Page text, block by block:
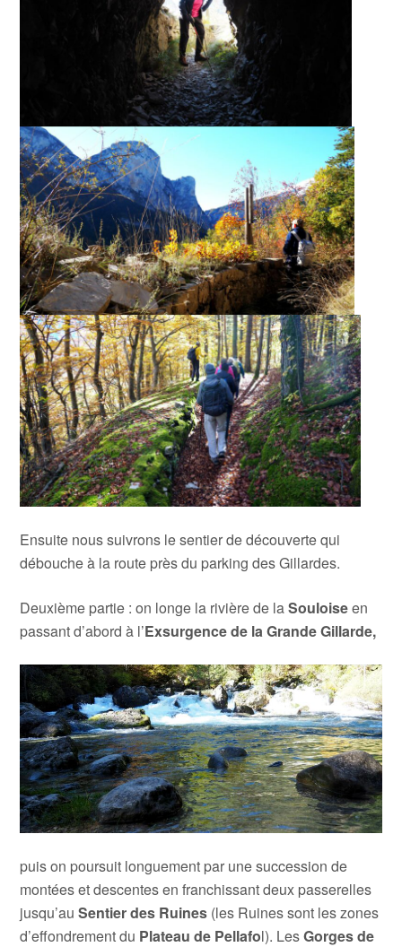
Ensuite nous suivrons le sentier de découverte qui
débouche à la route près du parking des Gillardes.
Deuxième partie : on longe la rivière de laSouloiseen
passant d’abord à l’Exsurgence de la Grande Gillarde,
puis on poursuit longuement par une succession de
montées et descentes en franchissant deux passerelles
jusqu’auSentier des Ruines (les Ruines sont les zones
d’effondrement du Plateau de Pellafol). LesGorges de